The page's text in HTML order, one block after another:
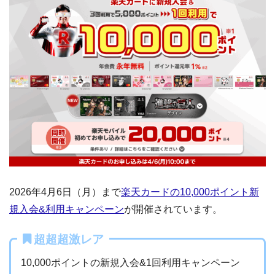
2026年4月6日（月）まで楽天カードの10,000ポイント新
規入会&利用キャンペーンが開催されています。
超超超激レア
10,000ポイントの新規入会&1回利用キャンペーン